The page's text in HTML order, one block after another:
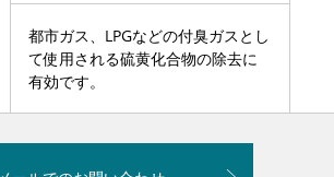
都市ガス、LPGなどの付臭ガスとし
て使用される硫黄化合物の除去に
有効です。